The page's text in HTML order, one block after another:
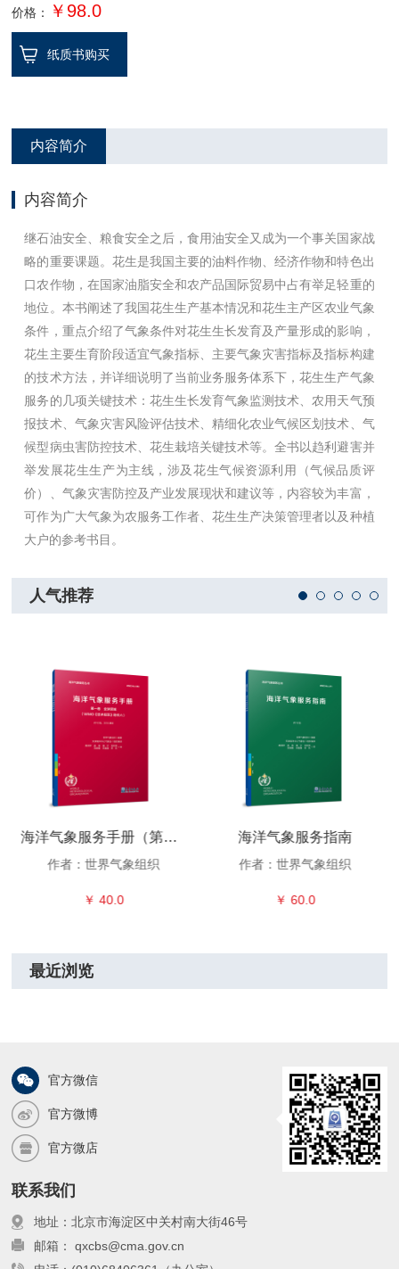
价格： ￥98.0
纸质书购买
内容简介
内容简介
继石油安全、粮食安全之后，食用油安全又成为一个事关国家战
略的重要课题。花生是我国主要的油料作物、经济作物和特色出
口农作物，在国家油脂安全和农产品国际贸易中占有举足轻重的
地位。本书阐述了我国花生生产基本情况和花生主产区农业气象
条件，重点介绍了气象条件对花生生长发育及产量形成的影响，
花生主要生育阶段适宜气象指标、主要气象灾害指标及指标构建
的技术方法，并详细说明了当前业务服务体系下，花生生产气象
服务的几项关键技术：花生生长发育气象监测技术、农用天气预
报技术、气象灾害风险评估技术、精细化农业气候区划技术、气
候型病虫害防控技术、花生栽培关键技术等。全书以趋利避害并
举发展花生生产为主线，涉及花生气候资源利用（气候品质评
价）、气象灾害防控及产业发展现状和建议等，内容较为丰富，
可作为广大气象为农服务工作者、花生生产决策管理者以及种植
大户的参考书目。
人气推荐
海洋气象服务手册（第一卷 全球领域）
作者：世界气象组织
￥ 40.0
海洋气象服务指南
作者：世界气象组织
￥ 60.0
最近浏览
官方微信
官方微博
官方微店
联系我们
地址：北京市海淀区中关村南大街46号
邮箱： qxcbs@cma.gov.cn